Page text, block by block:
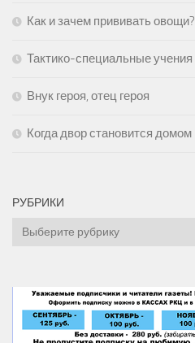
Как и зачем прививать овощи?
Тактико-специальные учения
Внук героя, отец героя
Когда двор становится домом
РУБРИКИ
Рубрики